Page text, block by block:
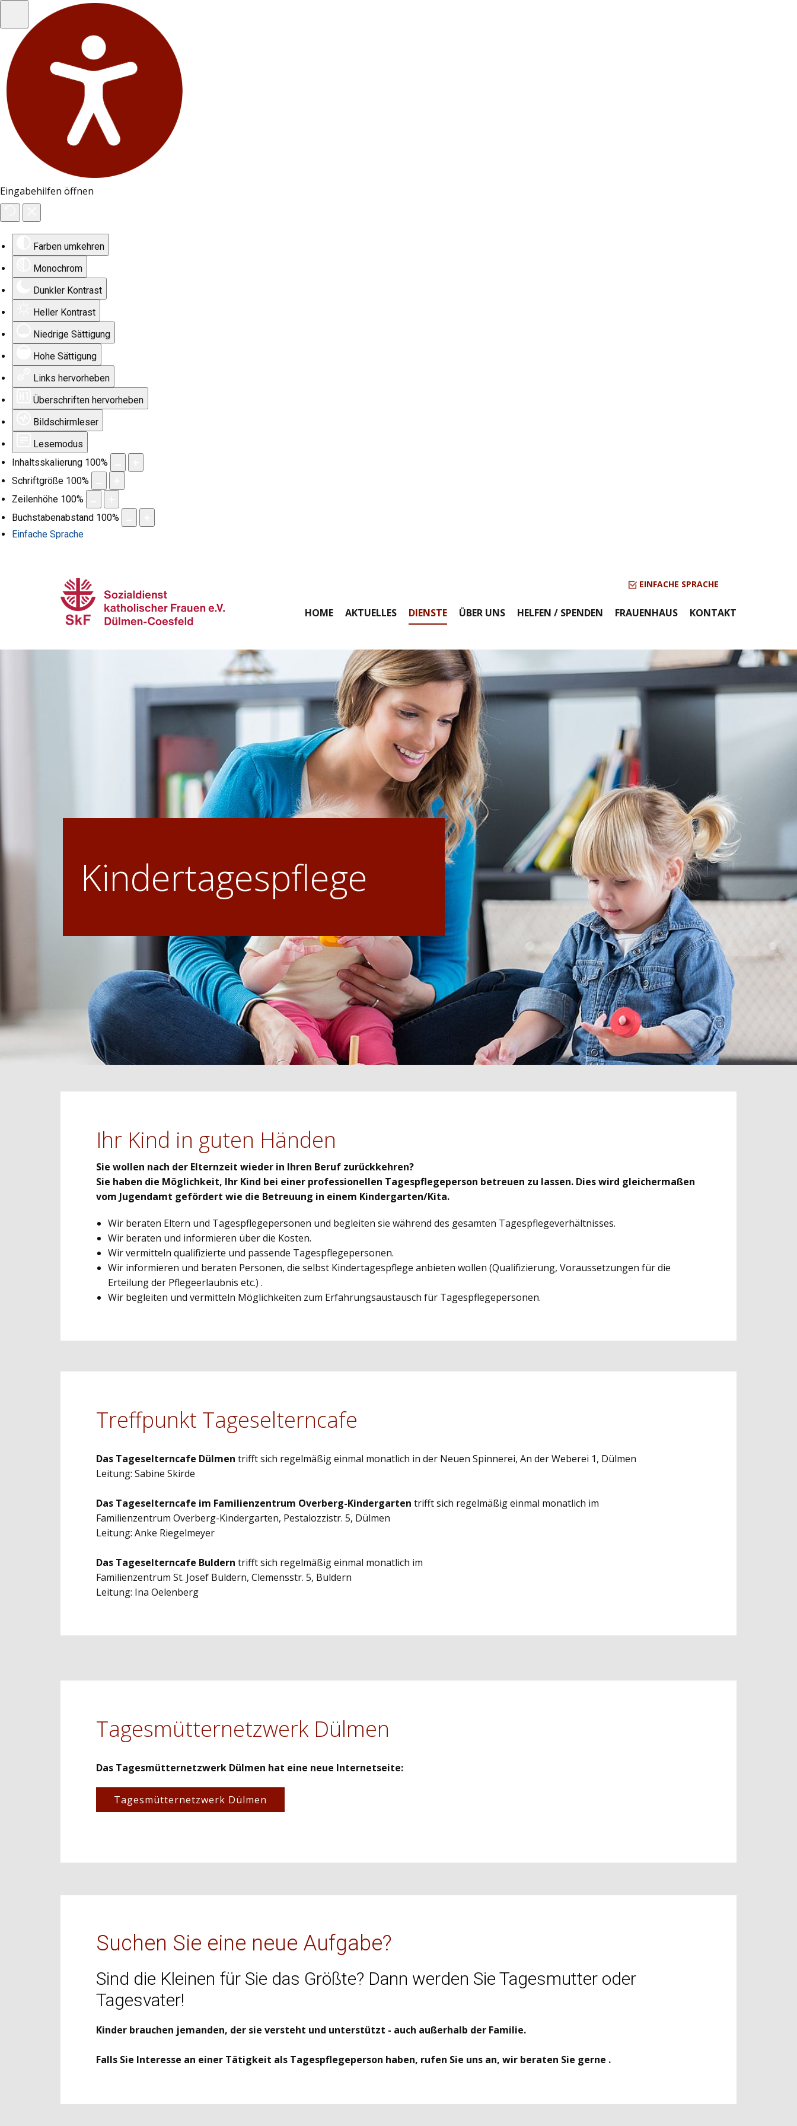
Eingabehilfen öffnen
Farben umkehren
Monochrom
Dunkler Kontrast
Heller Kontrast
Niedrige Sättigung
Hohe Sättigung
Links hervorheben
Überschriften hervorheben
Bildschirmleser
Lesemodus
Inhaltsskalierung 100%
Schriftgröße 100%
Zeilenhöhe 100%
Buchstabenabstand 100%
Einfache Sprache
EINFACHE SPRACHE
HOME AKTUELLES DIENSTE ÜBER UNS HELFEN / SPENDEN FRAUENHAUS KONTAKT
Kindertagespflege
Ihr Kind in guten Händen
Sie wollen nach der Elternzeit wieder in Ihren Beruf zurückkehren?
Sie haben die Möglichkeit, Ihr Kind bei einer professionellen Tagespflegeperson betreuen zu lassen. Dies wird gleichermaßen
vom Jugendamt gefördert wie die Betreuung in einem Kindergarten/Kita.
Wir beraten Eltern und Tagespflegepersonen und begleiten sie während des gesamten Tagespflegeverhältnisses.
Wir beraten und informieren über die Kosten.
Wir vermitteln qualifizierte und passende Tagespflegepersonen.
Wir informieren und beraten Personen, die selbst Kindertagespflege anbieten wollen (Qualifizierung, Voraussetzungen für die
Erteilung der Pflegeerlaubnis etc.) .
Wir begleiten und vermitteln Möglichkeiten zum Erfahrungsaustausch für Tagespflegepersonen.
Treffpunkt Tageselterncafe
Das Tageselterncafe Dülmen trifft sich regelmäßig einmal monatlich in der Neuen Spinnerei, An der Weberei 1, Dülmen
Leitung: Sabine Skirde
Das Tageselterncafe im Familienzentrum Overberg-Kindergarten trifft sich regelmäßig einmal monatlich im
Familienzentrum Overberg-Kindergarten, Pestalozzistr. 5, Dülmen
Leitung: Anke Riegelmeyer
Das Tageselterncafe Buldern trifft sich regelmäßig einmal monatlich im
Familienzentrum St. Josef Buldern, Clemensstr. 5, Buldern
Leitung: Ina Oelenberg
Tagesmütternetzwerk Dülmen
Das Tagesmütternetzwerk Dülmen hat eine neue Internetseite:
Tagesmütternetzwerk Dülmen
Suchen Sie eine neue Aufgabe?
Sind die Kleinen für Sie das Größte? Dann werden Sie Tagesmutter oder
Tagesvater!
Kinder brauchen jemanden, der sie versteht und unterstützt - auch außerhalb der Familie.
Falls Sie Interesse an einer Tätigkeit als Tagespflegeperson haben, rufen Sie uns an, wir beraten Sie gerne .